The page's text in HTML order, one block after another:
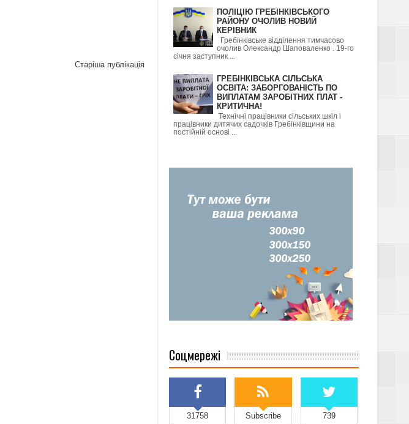
Старіша публікація
ПОЛІЦІЮ ГРЕБІНКІВСЬКОГО
РАЙОНУ ОЧОЛИВ НОВИЙ
КЕРІВНИК
Гребінківське відділення тимчасово
очолив Олександр Шаповаленко . 19-го
січня заступник ...
ГРЕБІНКІВСЬКА СІЛЬСЬКА
ОСВІТА: ЗАБОРГОВАНІСТЬ ПО
ВИПЛАТАМ ЗАРОБІТНИХ ПЛАТ -
КРИТИЧНА!
Технічні працівники сільських шкіл і
працівники дитячих садочків Гребінківщини на
постійній основі ...
Соцмережі
31758 Subscribe 739